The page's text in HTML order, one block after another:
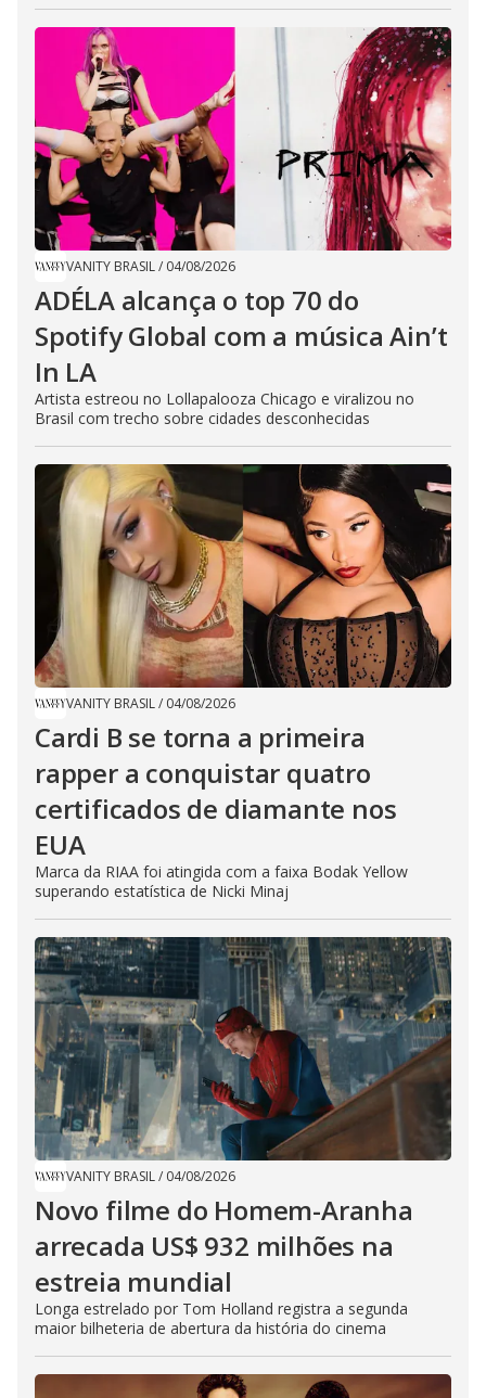
VANITY BRASIL/ 04/08/2026
ADÉLA alcança o top 70 do
Spotify Global com a música Ain’t
In LA
Artista estreou no Lollapalooza Chicago e viralizou no
Brasil com trecho sobre cidades desconhecidas
VANITY BRASIL/ 04/08/2026
Cardi B se torna a primeira
rapper a conquistar quatro
certificados de diamante nos
EUA
Marca da RIAA foi atingida com a faixa Bodak Yellow
superando estatística de Nicki Minaj
VANITY BRASIL/ 04/08/2026
Novo filme do Homem-Aranha
arrecada US$ 932 milhões na
estreia mundial
Longa estrelado por Tom Holland registra a segunda
maior bilheteria de abertura da história do cinema